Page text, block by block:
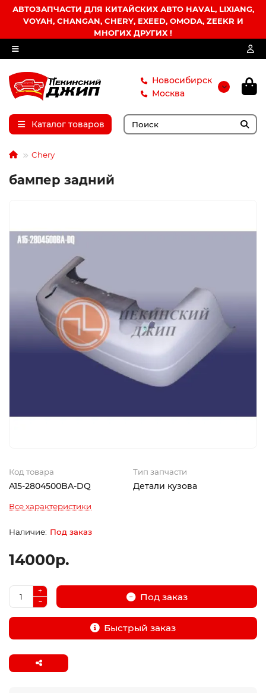
АВТОЗАПЧАСТИ ДЛЯ КИТАЙСКИХ АВТО HAVAL, LIXIANG,
VOYAH, CHANGAN, CHERY, EXEED, OMODA, ZEEKR И
МНОГИХ ДРУГИХ !
Новосибирск
Москва
Каталог товаров
Chery
бампер задний
Код товара
A15-2804500BA-DQ
Тип запчасти
Детали кузова
Все характеристики
Под заказ
14000р.
Под заказ
Быстрый заказ